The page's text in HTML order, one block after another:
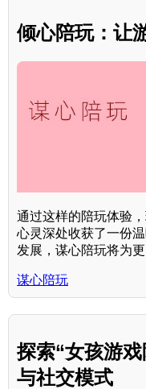
倾心陪玩：让
通过这样的陪玩体验
心灵深处收获了一份
发展，谋心陪玩将为
谋心陪玩
探索“女孩游
与社交模式